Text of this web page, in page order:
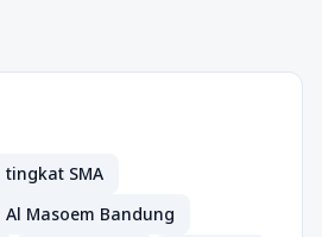
SMA
Masoem Bandung